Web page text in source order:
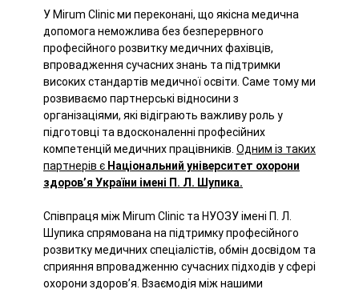
У Mirum Clinic ми переконані, що якісна медична
допомога неможлива без безперервного
професійного розвитку медичних фахівців,
впровадження сучасних знань та підтримки
високих стандартів медичної освіти. Саме тому ми
розвиваємо партнерські відносини з
організаціями, які відіграють важливу роль у
підготовці та вдосконаленні професійних
компетенцій медичних працівників. Одним із таких
партнерів є Національний університет охорони
здоров’я України імені П. Л. Шупика.
Співпраця між Mirum Clinic та НУОЗУ імені П. Л.
Шупика спрямована на підтримку професійного
розвитку медичних спеціалістів, обмін досвідом та
сприяння впровадженню сучасних підходів у сфері
охорони здоров’я. Взаємодія між нашими